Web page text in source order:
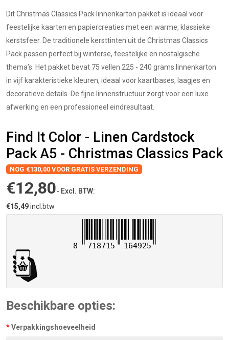
Dit Christmas Classics Pack linnenkarton pakket is ideaal voor
feestelijke kaarten en papiercreaties met een warme, klassieke
kerstsfeer. De traditionele kersttinten uit de Christmas Classics
Pack passen perfect bij winterse, feestelijke en nostalgische
thema’s. Het pakket bevat 75 vellen 225 - 240 grams linnenkarton
in vijf karakteristieke kleuren, ideaal voor kaartbases, laagjes en
decoratieve details. De fijne linnenstructuur zorgt voor een luxe
afwerking en een professioneel eindresultaat.
Find It Color - Linen Cardstock
Pack A5 - Christmas Classics Pack
NOG €130,00 VOOR GRATIS VERZENDING
€12,80- Excl. BTW:
€15,49incl.btw
8 718715 164925
Beschikbare opties:
Verpakkingshoeveelheid